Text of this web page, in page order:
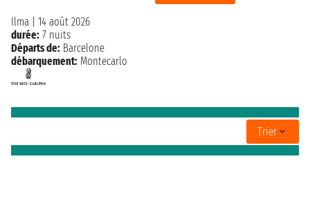
Ilma
14 août 2026
durée: 7 nuits
Départs de: Barcelone
débarquement: Montecarlo
Trier